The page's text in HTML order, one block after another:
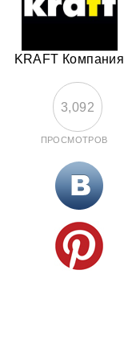
KRAFT Компания
3,092
ПРОСМОТРОВ